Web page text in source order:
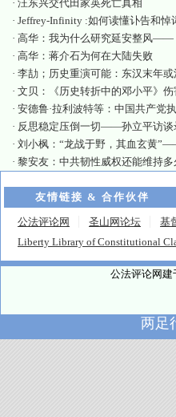
· 汪东兴交代田家英死亡真相
· Jeffrey-Infinity :如何读懂讣告和悼
· 高华：我为什么研究延安整风——
· 高华：蒋介石为何在大陆失败
· 李劼；历史重演可能：东汉末年或
· 文贝：《历史转折中的邓小平》
· 安德鲁·拉利波特等：中国共产党
· 反思稳定压倒一切——孙立平访谈
· 刘小枫：“龙战于野，其血玄黄
· 黎安友：中共韧性威权还能维持多
友情链接 & 合作伙伴
公法评论网 圣山网论坛 基
Liberty Library of Constitutional
公法评论网建
两足